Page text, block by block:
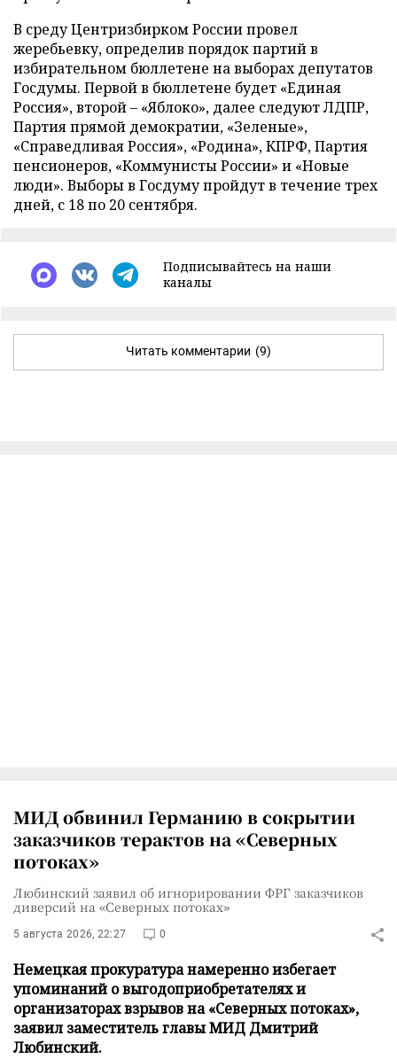
В среду Центризбирком России провел
жеребьевку, определив порядок партий в
избирательном бюллетене на выборах депутатов
Госдумы. Первой в бюллетене будет «Единая
Россия», второй – «Яблоко», далее следуют ЛДПР,
Партия прямой демократии, «Зеленые»,
«Справедливая Россия», «Родина», КПРФ, Партия
пенсионеров, «Коммунисты России» и «Новые
люди». Выборы в Госдуму пройдут в течение трех
дней, с 18 по 20 сентября.
Подписывайтесь на наши
каналы
Читать комментарии (9)
МИД обвинил Германию в сокрытии
заказчиков терактов на «Северных
потоках»
Любинский заявил об игнорировании ФРГ заказчиков
диверсий на «Северных потоках»
5 августа 2026, 22:27 0
Немецкая прокуратура намеренно избегает
упоминаний о выгодоприобретателях и
организаторах взрывов на «Северных потоках»,
заявил заместитель главы МИД Дмитрий
Любинский.